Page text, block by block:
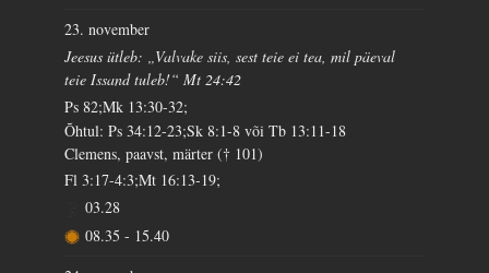
23. november
Jeesus ütleb: „Valvake siis, sest teie ei tea, mil päeval
teie Issand tuleb!“ Mt 24:42
Ps 82;Mk 13:30-32;
Õhtul: Ps 34:12-23;Sk 8:1-8 või Tb 13:11-18
Clemens, paavst, märter († 101)
Fl 3:17-4:3;Mt 16:13-19;
03.28
08.35 - 15.40